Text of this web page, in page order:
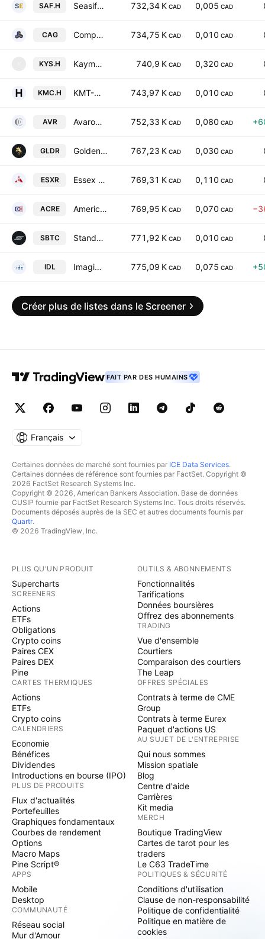
SAF.H Seasif Exploration Inc. 732,34 K CAD 0,005 CAD
CAG Composite Alliance Group, Inc. Class A 734,75 K CAD 0,010 CAD
KYS.H Kaymus Resources Inc. 740,9 K CAD 0,320 CAD
KMC.H KMT-Hansa Corp. 743,97 K CAD 0,010 CAD
AVR Avaron Mining Corp 752,33 K CAD 0,080 CAD
GLDR Golden Rapture Mining Corporation 767,23 K CAD 0,030 CAD
ESXR Essex Resources Corp. 769,31 K CAD 0,110 CAD
ACRE American Critical Elements Inc 769,95 K CAD 0,070 CAD
SBTC Standard Strategies Inc. 771,92 K CAD 0,010 CAD
IDL Imaging Dynamics Company, Ltd. 775,09 K CAD 0,075 CAD
Créer plus de listes dans le Screener
FAIT PAR DES HUMAINS
Français
Certaines données de marché sont fournies par ICE Data Services.
Certaines données de référence sont fournies par FactSet. Copyright ©
2026 FactSet Research Systems Inc.
Copyright © 2026, American Bankers Association. Base de données
CUSIP fournie par FactSet Research Systems Inc. Tous droits réservés.
Documents déposés auprès de la SEC et autres documents fournis par
Quartr.
© 2026 TradingView, Inc.
PLUS QU'UN PRODUIT
Supercharts
SCREENERS
Actions
ETFs
Obligations
Crypto coins
Paires CEX
Paires DEX
Pine
CARTES THERMIQUES
Actions
ETFs
Crypto coins
CALENDRIERS
Economie
Bénéfices
Dividendes
Introductions en bourse (IPO)
PLUS DE PRODUITS
Flux d'actualités
Portefeuilles
Graphiques fondamentaux
Courbes de rendement
Options
Macro Maps
Pine Script®
APPS
Mobile
Desktop
COMMUNAUTÉ
Réseau social
Mur d'Amour
OUTILS & ABONNEMENTS
Fonctionnalités
Tarifications
Données boursières
Offrez des abonnements
TRADING
Vue d'ensemble
Courtiers
Comparaison des courtiers
The Leap
OFFRES SPÉCIALES
Contrats à terme de CME
Group
Contrats à terme Eurex
Paquet d'actions US
AU SUJET DE L'ENTREPRISE
Qui nous sommes
Mission spatiale
Blog
Centre d'aide
Carrières
Kit media
MERCH
Boutique TradingView
Cartes de tarot pour les
traders
Le C63 TradeTime
POLITIQUES & SÉCURITÉ
Conditions d'utilisation
Clause de non-responsabilité
Politique de confidentialité
Politique en matière de
cookies